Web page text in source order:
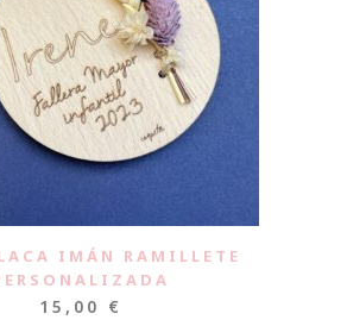
IMÁN RAMILLETE
15,00 €